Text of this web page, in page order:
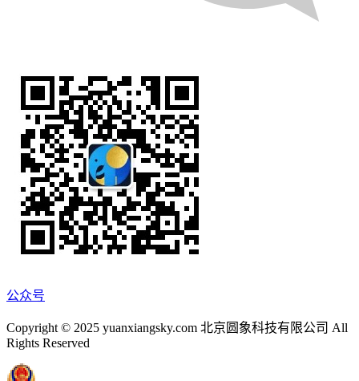
公众号
Copyright © 2025 yuanxiangsky.com 北京圆象科技有限公司 All
Rights Reserved